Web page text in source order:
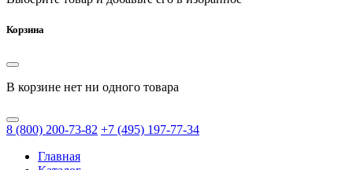
Корзина
В корзине нет ни одного товара
8 (800) 200-73-82 +7 (495) 197-77-34
Главная